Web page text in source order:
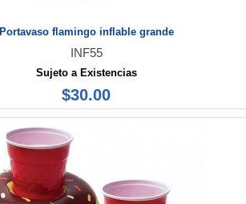
Portavaso flamingo inflable grande
INF55
Sujeto a Existencias
$30.00